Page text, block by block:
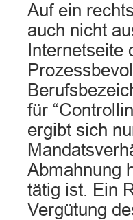
Auf ein
auch nicht
Internetseite
für
ergibt sich
Abmahnung
tätig ist. Ein
Vergütung